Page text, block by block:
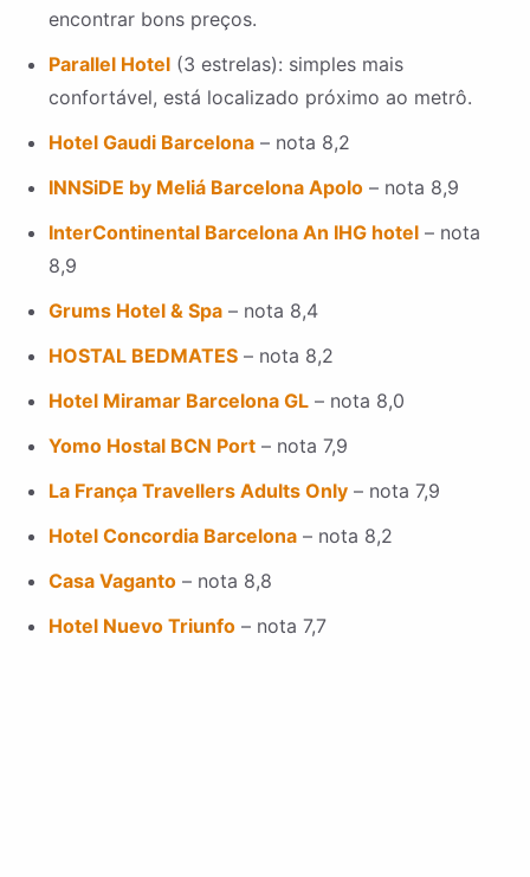
encontrar bons preços.
Parallel Hotel (3 estrelas): simples mais
confortável, está localizado próximo ao metrô.
Hotel Gaudi Barcelona – nota 8,2
INNSiDE by Meliá Barcelona Apolo – nota 8,9
InterContinental Barcelona An IHG hotel – nota
8,9
Grums Hotel & Spa – nota 8,4
HOSTAL BEDMATES – nota 8,2
Hotel Miramar Barcelona GL – nota 8,0
Yomo Hostal BCN Port – nota 7,9
La França Travellers Adults Only – nota 7,9
Hotel Concordia Barcelona – nota 8,2
Casa Vaganto – nota 8,8
Hotel Nuevo Triunfo – nota 7,7